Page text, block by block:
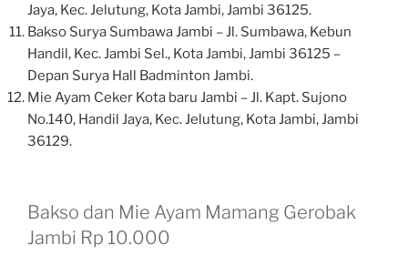
Jaya, Kec. Jelutung, Kota Jambi, Jambi 36125.
Bakso Surya Sumbawa Jambi – Jl. Sumbawa, Kebun
Handil, Kec. Jambi Sel., Kota Jambi, Jambi 36125 –
Depan Surya Hall Badminton Jambi.
Mie Ayam Ceker Kota baru Jambi – Jl. Kapt. Sujono
No.140, Handil Jaya, Kec. Jelutung, Kota Jambi, Jambi
36129.
Bakso dan Mie Ayam Mamang Gerobak
Jambi Rp 10.000